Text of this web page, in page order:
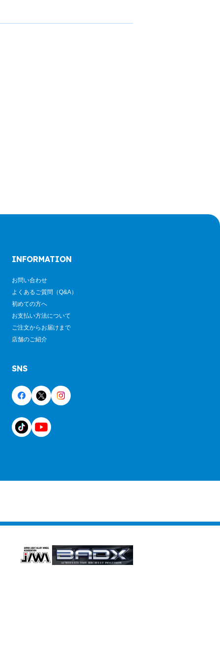
INFORMATION
お問い合わせ
よくあるご質問（Q&A）
初めての方へ
お支払い方法について
ご注文からお届けまで
店舗のご紹介
SNS